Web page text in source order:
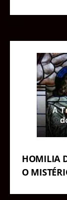
HOMILIA
O